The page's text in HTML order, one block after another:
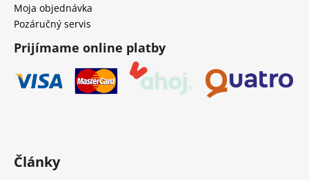
Moja objednávka
Pozáručný servis
Prijímame online platby
Články